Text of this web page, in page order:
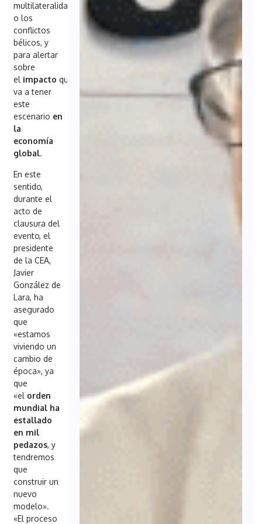
multilateralidad
o los
conflictos
bélicos, y
para alertar
sobre
el impacto que
va a tener
este
escenario en
la
economía
global.
En este
sentido,
durante el
acto de
clausura del
evento, el
presidente
de la CEA,
Javier
González de
Lara, ha
asegurado
que
«estamos
viviendo un
cambio de
época», ya
que
«el orden
mundial ha
estallado
en mil
pedazos, y
tendremos
que
construir un
nuevo
modelo».
«El proceso